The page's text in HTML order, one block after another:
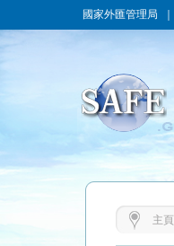
國家外匯管理局
主頁